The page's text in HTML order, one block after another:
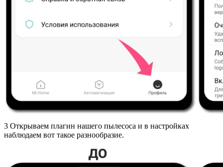
3 Открываем плагин нашего пылесоса и в настройках
наблюдаем вот такое разнообразие.